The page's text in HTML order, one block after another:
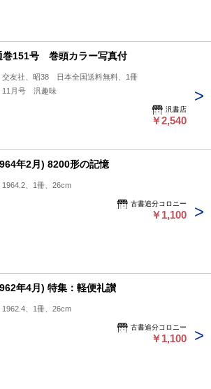
巻151号 巻頭カラー写真付
交友社、昭38 日本全国送料無料、1冊
月号 汎趣味
汎書店
￥2,540
年2月) 8200形の記憶
1964.2、1冊、26cm
古書追分コロニー
￥1,100
年4月) 特集：軽便礼讃
1962.4、1冊、26cm
古書追分コロニー
￥1,100